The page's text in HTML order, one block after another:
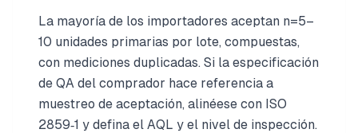
La mayoría de los importadores aceptan n=5–
10 unidades primarias por lote, compuestas,
con mediciones duplicadas. Si la especificación
de QA del comprador hace referencia a
muestreo de aceptación, alinéese con ISO
2859‑1 y defina el AQL y el nivel de inspección.